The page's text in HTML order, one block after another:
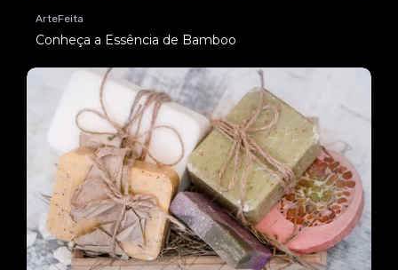
ArteFeita
Conheça a Essência de Bamboo